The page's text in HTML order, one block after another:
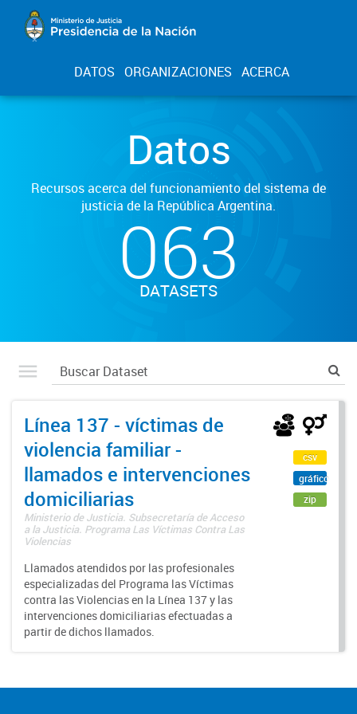
DATOS ORGANIZACIONES ACERCA
Datos
Recursos acerca del funcionamiento del sistema de
justicia de la República Argentina.
063
DATASETS
Línea 137 - víctimas de
violencia familiar -
llamados e intervenciones
domiciliarias
Ministerio de Justicia. Subsecretaría de Acceso
a la Justicia. Programa Las Víctimas Contra Las
Violencias
Llamados atendidos por las profesionales
especializadas del Programa las Víctimas
contra las Violencias en la Línea 137 y las
intervenciones domiciliarias efectuadas a
partir de dichos llamados.
csv
gráfico
zip